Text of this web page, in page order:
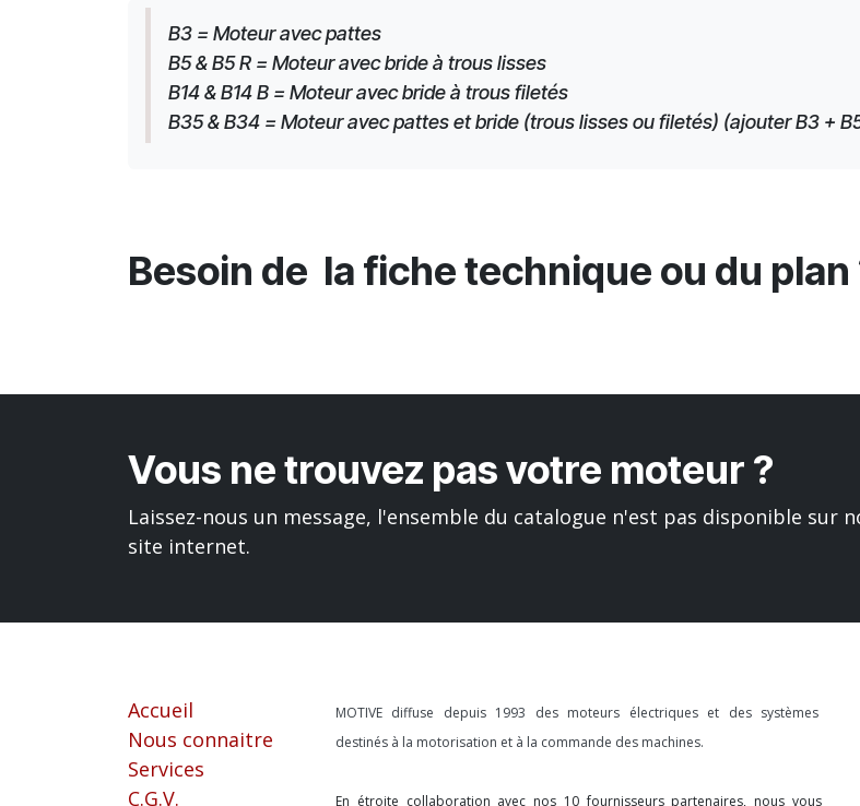
B3 = Moteur avec pattes
B5 & B5 R = Moteur avec bride à trous lisses
B14 & B14 B = Moteur avec bride à trous filetés
B35 & B34 = Moteur avec pattes et bride (trous lisses ou filetés) (ajouter B3 +
Besoin de la fiche technique ou du plan
Vous ne trouvez pas votre moteur ?
Laissez-nous un message, l'ensemble du catalogue n'est pas disponible sur
site internet.
Accueil
Nous connaitre
Services
C.G.V.
MOTIVE diffuse depuis 1993 des moteurs électriques et des systèmes
destinés à la motorisation et à la commande des machines.
En étroite collaboration avec nos 10 fournisseurs partenaires, nous vous